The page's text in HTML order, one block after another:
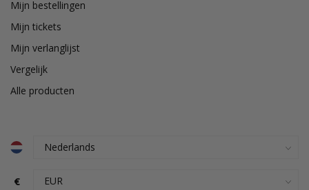
Mijn bestellingen
Mijn tickets
Mijn verlanglijst
Vergelijk
Alle producten
€